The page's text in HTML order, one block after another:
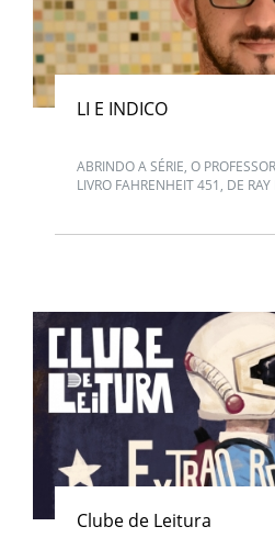
LI E INDICO
ABRINDO A SÉRIE, O
LIVRO FAHRENHEIT 451, DE RAY
Clube de Leitura